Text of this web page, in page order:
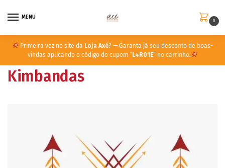
MENU
0
Primeira vez no site da Loja Axé? — Garanta já seu desconto de boas-
vindas aplicando o código do cupom “ L4R01E” no carrinho.
Kimbandas